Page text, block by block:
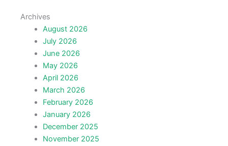
Archives
August 2026
July 2026
June 2026
May 2026
April 2026
March 2026
February 2026
January 2026
December 2025
November 2025